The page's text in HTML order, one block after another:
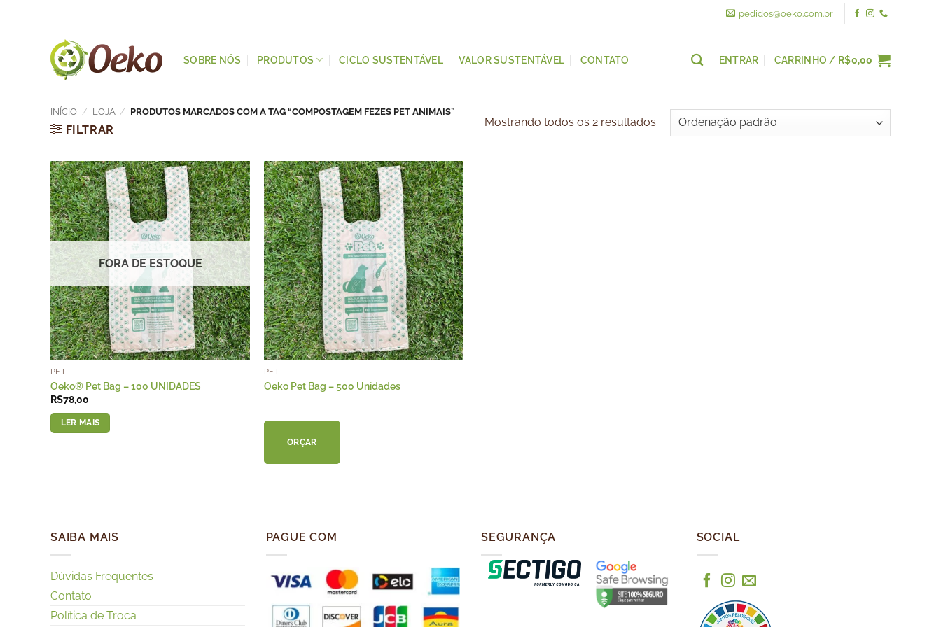
pedidos@oeko.com.br
SOBRE NÓS PRODUTOS CICLO SUSTENTÁVEL VALOR SUSTENTÁVEL CONTATO ENTRAR CARRINHO / R$0,00
INÍCIO / LOJA / PRODUTOS MARCADOS COM A TAG “COMPOSTAGEM FEZES PET ANIMAIS”
FILTRAR
Mostrando todos os 2 resultados
FORA DE ESTOQUE
PET
Oeko® Pet Bag – 100 UNIDADES
R$78,00
LER MAIS
PET
Oeko Pet Bag – 500 Unidades
ORÇAR
SAIBA MAIS
Dúvidas Frequentes
Contato
Política de Troca
PAGUE COM SEGURANÇA SOCIAL